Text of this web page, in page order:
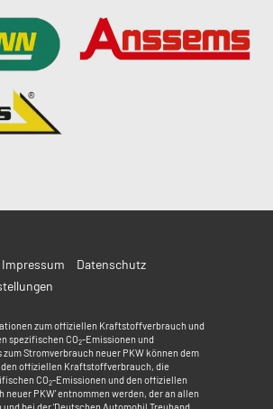
Impressum
Datenschutz
zum offiziellen Kraftstoffverbrauch und
spezifischen CO2-Emissionen und
Stromverbrauch neuer PKW können dem
offiziellen Kraftstoffverbrauch, die
CO2-Emissionen und den offiziellen
neuer PKW' entnommen werden, der an allen